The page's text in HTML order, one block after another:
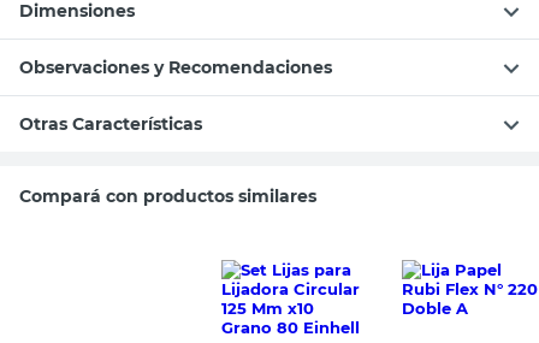
Dimensiones
Observaciones y Recomendaciones
Otras Características
Compará con productos similares